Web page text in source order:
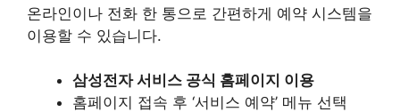
온라인이나 전화 한 통으로 간편하게 예약 시스템을
이용할 수 있습니다.
삼성전자 서비스 공식 홈페이지 이용
홈페이지 접속 후 ‘서비스 예약’ 메뉴 선택